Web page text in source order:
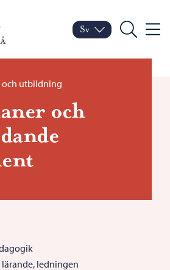
Porvoo – Gå till
Byt språk
Nuvarande språk:
Sv
Sök Meny
och utbildning
och
lärande, ledningen